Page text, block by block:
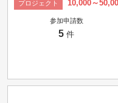
プロジェクト 10,000～
参加申請数
5 件